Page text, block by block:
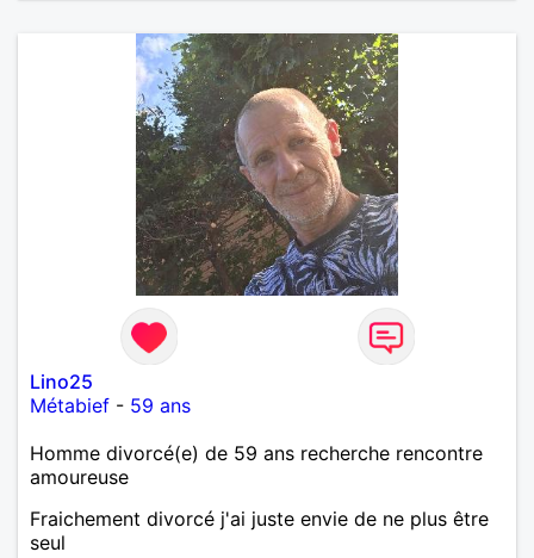
Lino25
Métabief - 59 ans
Homme divorcé(e) de 59 ans recherche rencontre
amoureuse
Fraichement divorcé j'ai juste envie de ne plus être
seul